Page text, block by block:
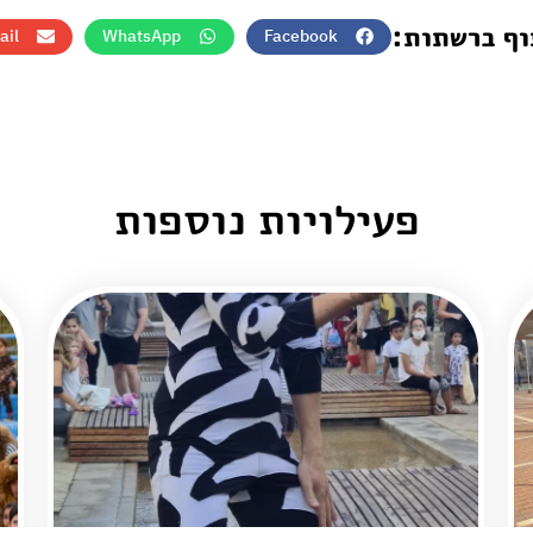
ברשתות: Facebook
WhatsApp
פעילויות נוספות